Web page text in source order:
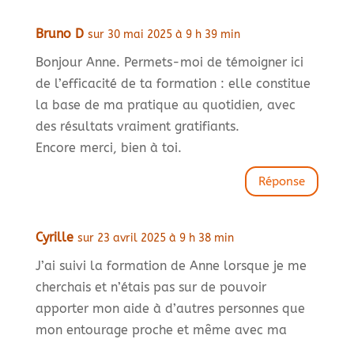
Bruno D sur 30 mai 2025 à 9 h 39 min
Bonjour Anne. Permets-moi de témoigner ici
de l’efficacité de ta formation : elle constitue
la base de ma pratique au quotidien, avec
des résultats vraiment gratifiants.
Encore merci, bien à toi.
Réponse
Cyrille sur 23 avril 2025 à 9 h 38 min
J’ai suivi la formation de Anne lorsque je me
cherchais et n’étais pas sur de pouvoir
apporter mon aide à d’autres personnes que
mon entourage proche et même avec ma